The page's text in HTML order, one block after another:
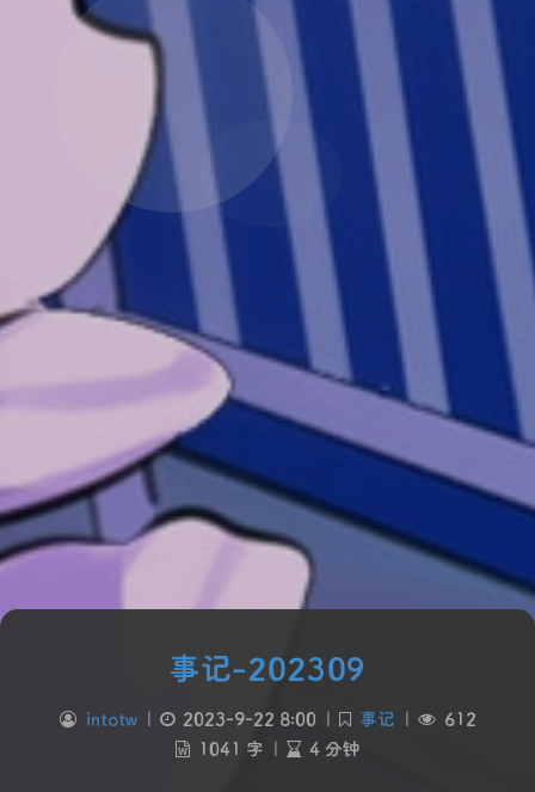
事记-202309
intotw | 2023-9-22 8:00 | 事记 |
612
1041 字 | 4 分钟